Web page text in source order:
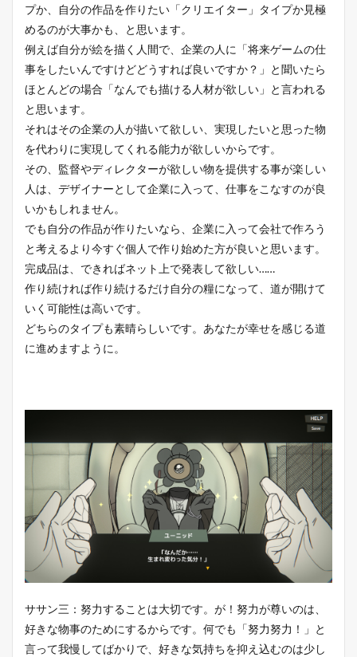
プか、自分の作品を作りたい「クリエイター」タイプか見極
めるのが大事かも、と思います。
例えば自分が絵を描く人間で、企業の人に「将来ゲームの仕
事をしたいんですけどどうすれば良いですか？」と聞いたら
ほとんどの場合「なんでも描ける人材が欲しい」と言われる
と思います。
それはその企業の人が描いて欲しい、実現したいと思った物
を代わりに実現してくれる能力が欲しいからです。
その、監督やディレクターが欲しい物を提供する事が楽しい
人は、デザイナーとして企業に入って、仕事をこなすのが良
いかもしれません。
でも自分の作品が作りたいなら、企業に入って会社で作ろう
と考えるより今すぐ個人で作り始めた方が良いと思います。
完成品は、できればネット上で発表して欲しい……
作り続ければ作り続けるだけ自分の糧になって、道が開けて
いく可能性は高いです。
どちらのタイプも素晴らしいです。あなたが幸せを感じる道
に進めますように。
ササン三：努力することは大切です。が！努力が尊いのは、
好きな物事のためにするからです。何でも「努力努力！」と
言って我慢してばかりで、好きな気持ちを抑え込むのは少し